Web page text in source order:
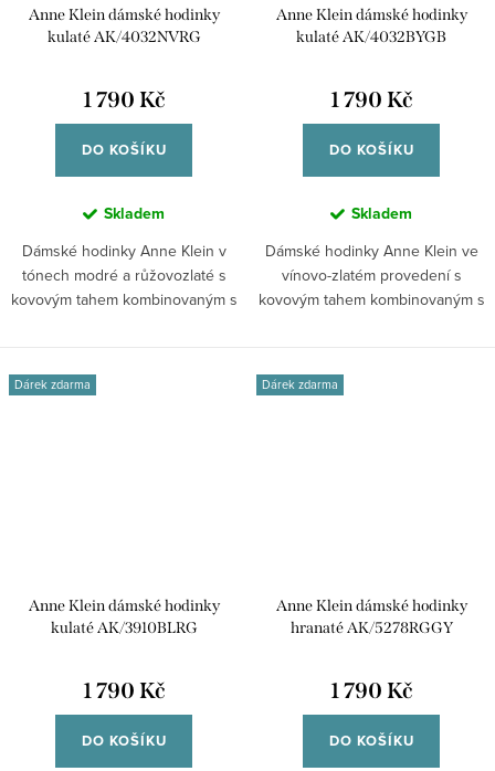
Anne Klein dámské hodinky
kulaté AK/4032NVRG
1 790 Kč
DO KOŠÍKU
Skladem
Dámské hodinky Anne Klein v
tónech modré a růžovozlaté s
kovovým tahem kombinovaným s
Anne Klein dámské hodinky
kulaté AK/4032BYGB
1 790 Kč
DO KOŠÍKU
Skladem
Dámské hodinky Anne Klein ve
vínovo-zlatém provedení s
kovovým tahem kombinovaným s
Dárek zdarma
Anne Klein dámské hodinky
kulaté AK/3910BLRG
1 790 Kč
DO KOŠÍKU
Dárek zdarma
Anne Klein dámské hodinky
hranaté AK/5278RGGY
1 790 Kč
DO KOŠÍKU